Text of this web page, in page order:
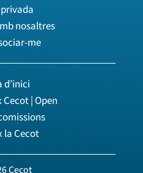
nosaltres
me
d’inici
Cecot | Open
la Cecot
Cecot